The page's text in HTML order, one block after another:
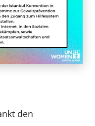
den